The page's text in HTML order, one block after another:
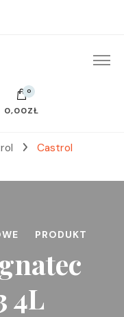
0
0,00ZŁ
Castrol
PRODUKT
4L